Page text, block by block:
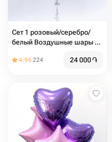
Сет 1 розовый/серебро/
белый Воздушные шары с
4.96224 24 000֏